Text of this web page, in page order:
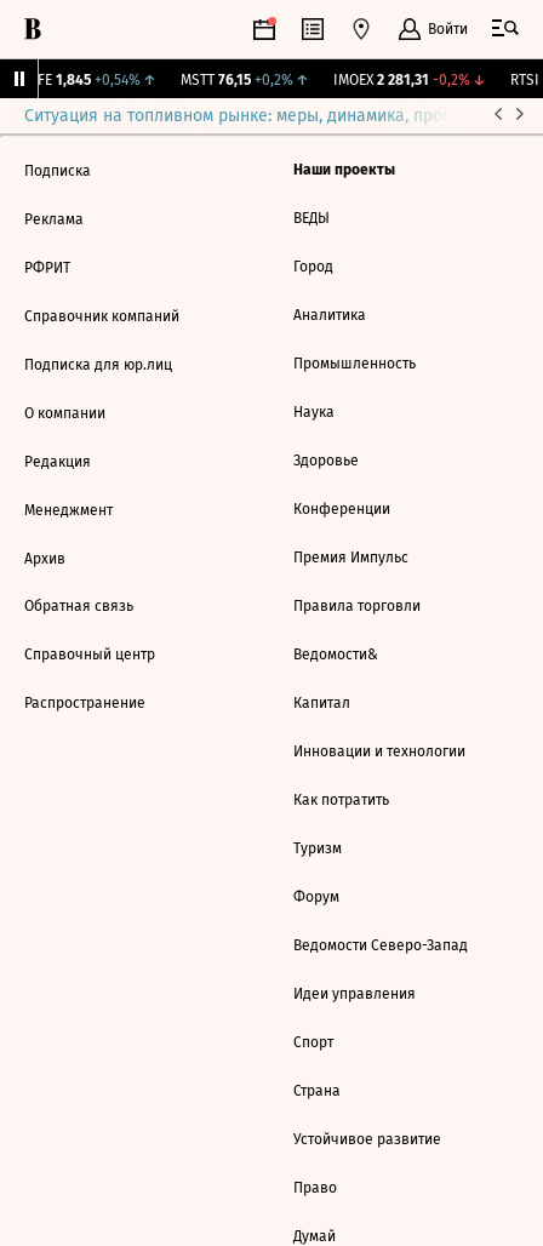
Войти
LIFE 1,845 +0,54%↑ MSTT 76,15 +0,2%↑ IMOEX 2 281,31 -0,2%↓ RTSI
Ситуация на топливном рынке: меры, динамика, прогнозы
Подписка
Реклама
РФРИТ
Справочник компаний
Подписка для юр.лиц
О компании
Редакция
Менеджмент
Архив
Обратная связь
Справочный центр
Распространение
Наши проекты
ВЕДЫ
Город
Аналитика
Промышленность
Наука
Здоровье
Конференции
Премия Импульс
Правила торговли
Ведомости&
Капитал
Инновации и технологии
Как потратить
Туризм
Форум
Ведомости Северо-Запад
Идеи управления
Спорт
Страна
Устойчивое развитие
Право
Думай